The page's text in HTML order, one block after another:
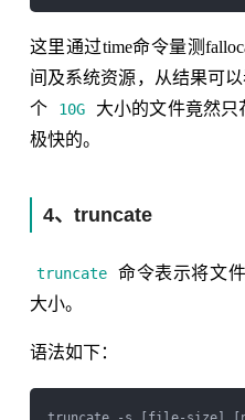
这里通过time命令量测
间及系统资源，从结果可
个
10G
大小的文件竟然只
极快的。
4、truncate
truncate
命令表示将文
大小。
语法如下：